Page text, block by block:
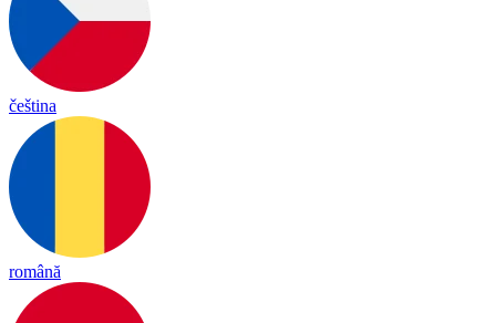
čeština
română